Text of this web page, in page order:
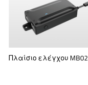
Πλαίσιο ελέγχου MB02